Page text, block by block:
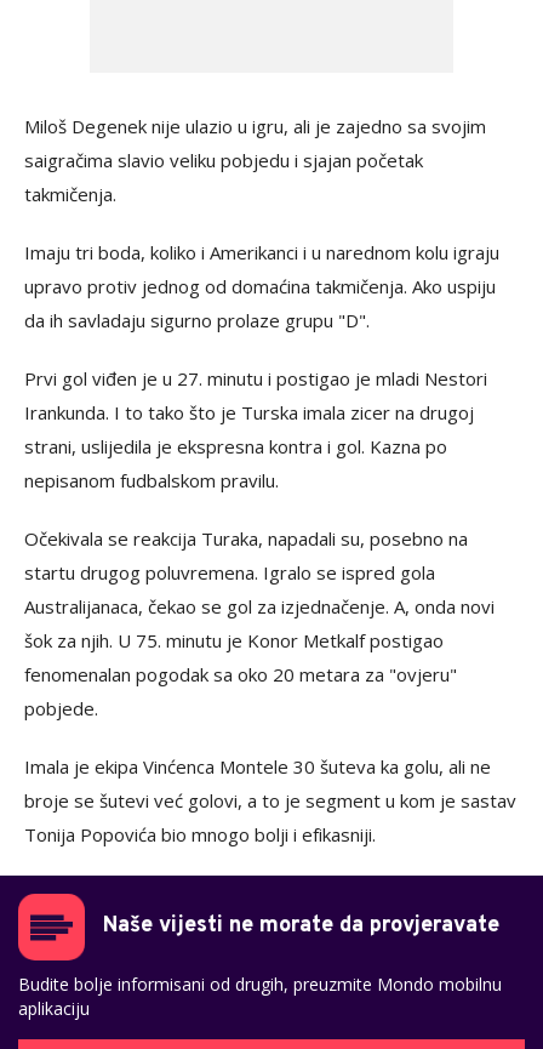
Miloš Degenek nije ulazio u igru, ali je zajedno sa svojim
saigračima slavio veliku pobjedu i sjajan početak
takmičenja.
Imaju tri boda, koliko i Amerikanci i u narednom kolu igraju
upravo protiv jednog od domaćina takmičenja. Ako uspiju
da ih savladaju sigurno prolaze grupu "D".
Prvi gol viđen je u 27. minutu i postigao je mladi Nestori
Irankunda. I to tako što je Turska imala zicer na drugoj
strani, uslijedila je ekspresna kontra i gol. Kazna po
nepisanom fudbalskom pravilu.
Očekivala se reakcija Turaka, napadali su, posebno na
startu drugog poluvremena. Igralo se ispred gola
Australijanaca, čekao se gol za izjednačenje. A, onda novi
šok za njih. U 75. minutu je Konor Metkalf postigao
fenomenalan pogodak sa oko 20 metara za "ovjeru"
pobjede.
Imala je ekipa Vinćenca Montele 30 šuteva ka golu, ali ne
broje se šutevi već golovi, a to je segment u kom je sastav
Tonija Popovića bio mnogo bolji i efikasniji.
Naše vijesti ne morate da provjeravate
Budite bolje informisani od drugih, preuzmite Mondo mobilnu
aplikaciju